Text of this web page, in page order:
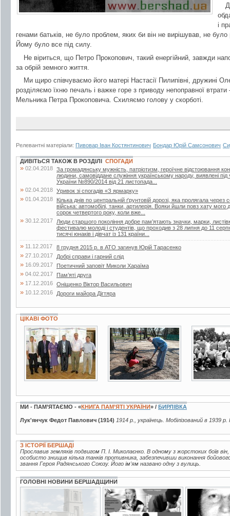
і
генами батьків, не було проблем, яких би він не вирішував, не
Йому було все під силу.
Не віриться, що Петро Прокопович, такий енергійний, завжди
за обрій земного життя.
Ми щиро співчуваємо його матері Настасії Пилипівні, дружині
розділяємо їхню печаль і важке горе з приводу непоправної втрати
Мельника Петра Прокоповича. Схиляємо голову у скорботі.
Релевантні матеріали: Пивовар Іван Костянтинович Бондар Юрій Самсонович
ДИВІТЬСЯ ТАКОЖ В РОЗДІЛІ СПОГАДИ
» 02.04.2018 За громадянську мужність, патріотизм, героїчне відстоювання
людини, самовіддане служіння українському народу, виявлені
України №890/2014 від 21 листопада...
» 02.04.2018 Уривок зі спогадів «З ярмарку»
» 01.04.2018
Кілька днів по центральній ґрунтовій дорозі, яка пролягала
війська: автомобілі, танки, артилерія. Вояки йшли повз хату мого
сорок четвертого року, коли вже...
» 30.12.2017
Люди старшого покоління добре пам’ятають значки, марки,
фестивалю молоді і студентів, що проходив з 28 липня до 11
тисячі юнаків і дівчат із 131 країни...
» 11.12.2017 8 грудня 2015 р. в АТО загинув Юрій Тарасенко
» 27.10.2017 Добрі справи і гарний слід
» 16.09.2017 Поетичний заповіт Миколи Хараїма
» 04.02.2017 Пам’яті друга
» 17.12.2016 Оніщенко Віктор Васильович
» 10.12.2016 Дороги майора Дігтяра
ЦІКАВІ ФОТО
3 фото 9 фото 2 фото
МИ - ПАМ’ЯТАЄМО - «КНИГА ПАМ’ЯТІ УКРАЇНИ» / БИРЛІВКА
Лук'янчук Федот Павлович (1914) 1914 р., українець. Мобілізований в 1939
З ІСТОРІЇ БЕРШАДІ
Прославив земляків подвигом П. І. Миколаєнко. В одному з жорстоких боїв
особисто знищив кілька танків противника, забезпечивши виконання
звання Героя Радянського Союзу. Його ім'ям названо одну з вулиць.
ГОЛОВНІ НОВИНИ БЕРШАДЩИНИ